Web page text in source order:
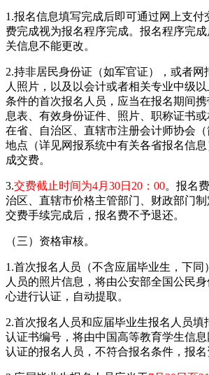
1.报名信息填写完成后即可通过网上支付
费完成视为报名程序完成。报名程序完
关信息不能更改。
2.持非居民身份证（如军官证），或者网
人照片，以及以会计或者相关专业中级
条件的首次报名人员，应当在报名期间
息表、有效身份证件、照片、职称证书
在省、自治区、直辖市注册会计师协会
地点（详见网报系统中有关各省报名信
成交费。
3.交费截止时间为4月30日20：00。报名
治区、直辖市价格主管部门、财政部门制
交费手续完成后，报名费不予退还。
（三）资格审核。
1.首次报名人员（不含应届毕业生，下同
人员的照片信息，将由公安部全国公民
心进行认证，自动提取。
2.首次报名人员和应届毕业生报名人员填
认证书编号，将由中国高等教育学生信
认证的报名人员，不符合报名条件，报名